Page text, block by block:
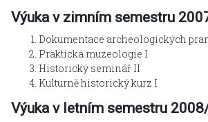
Výuka v zimním semestru
Dokumentace archeologických
Praktická muzeologie I
Historický seminář II
Kulturně historický kurz I
Výuka v letním semestru